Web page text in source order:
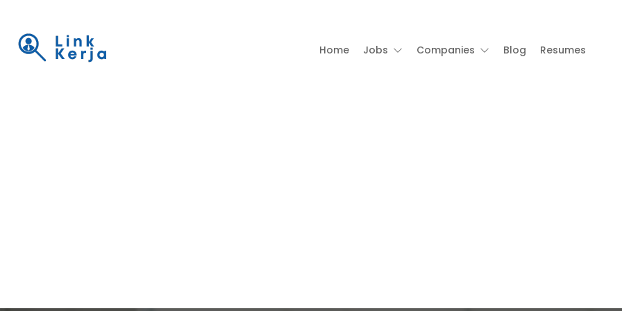
Home Jobs Companies Blog Resumes